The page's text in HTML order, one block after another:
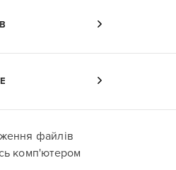
файлів
комп'ютером